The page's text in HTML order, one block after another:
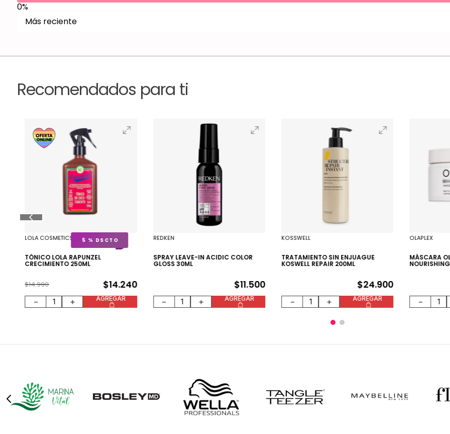
0%
Más reciente
Recomendados para ti
LOLA COSMETICS
TÓNICO LOLA RAPUNZEL
CRECIMIENTO 250ML
5 %
$14.990 $14.240
＋
－ AGREGAR
REDKEN
SPRAY LEAVE-IN ACIDIC COLOR
GLOSS 30ML
$11.500
＋
－ AGREGAR
KOSSWELL
TRATAMIENTO SIN ENJUAGUE
KOSWELL REPAIR 200ML
$24.900
＋
－ AGREGAR
OLAPLEX
MÁSCARA
－